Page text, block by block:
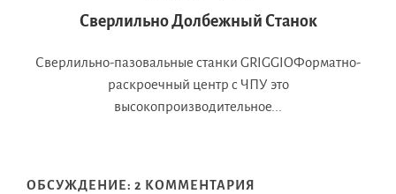
Сверлильно Долбежный Станок
Сверлильно-пазовальные станки GRIGGIOФорматно-
раскроечный центр с ЧПУ это
высокопроизводительное...
ОБСУЖДЕНИЕ: 2 КОММЕНТАРИЯ